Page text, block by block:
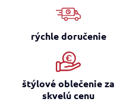
rýchle doručenie
štýlové oblečenie za
skvelú cenu